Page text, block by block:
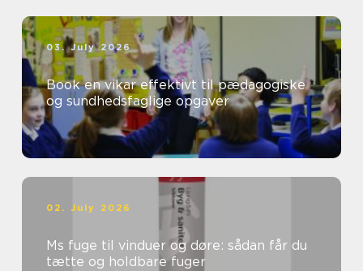
03. July 2026
Book en vikar effektivt til pædagogiske
og sundhedsfaglige opgaver
02. July 2026
Ms fuge til vinduer og døre: sådan får du
tætte og holdbare fuger